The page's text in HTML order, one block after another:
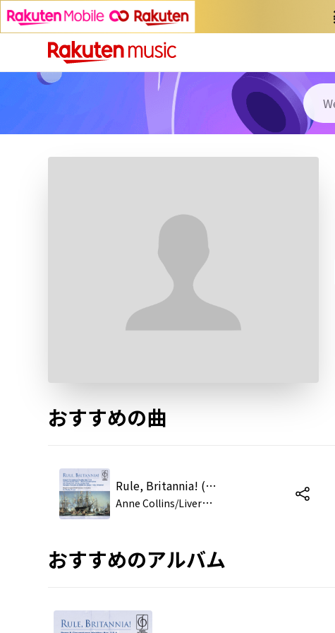
おすすめの曲
Rule, Britannia! (arr. Sir Malcolm Sargent) (1990 Remastered Version)
A
nne Collins/Liverpool Philharmonic Choir/Edmund Walters/Royal Liverpool Philharmonic Orchestra/Sir Charles Groves
おすすめのアルバム